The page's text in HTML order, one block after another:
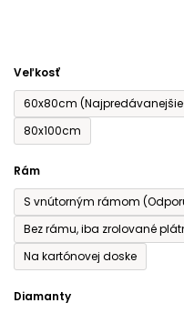
Veľkosť
60x80cm
80x100cm
Rám
S vnútorným rámom
Bez rámu, iba zrolované
Na kartónovej doske
Diamanty